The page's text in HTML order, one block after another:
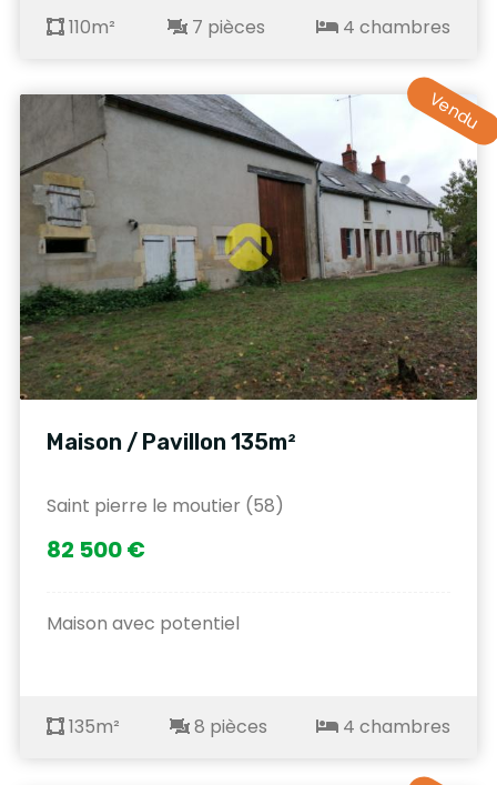
110m² 7 pièces 4 chambres
Vendu
Maison / Pavillon 135m²
Saint pierre le moutier (58)
82 500 €
Maison avec potentiel
135m² 8 pièces 4 chambres